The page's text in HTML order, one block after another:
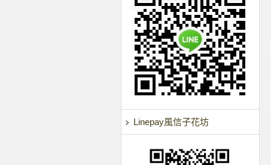
Linepay風信子花坊